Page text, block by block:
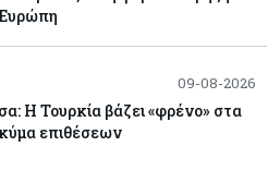
09-08-2026
Η Τουρκία βάζει «φρένο» στα
επιθέσεων